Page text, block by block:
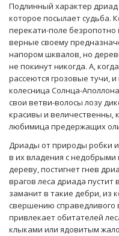
Подлинный характер дриад
которое посылает судьба.
перекати-поле безропотно
верные своему
напором шквалов, но
не покинут никогда. А,
рассеются грозовые тучи,
колесница Солнца-
свои ветви-волосы лозу
красивы и величественны,
любимица предержащих
Дриады от природы робки и
в их владения с
дереву, постигнет гнев
врагов леса дриада
заманит в такие дебри, из
свершению справедливого
привлекает обитателей
клыками или ядовитым